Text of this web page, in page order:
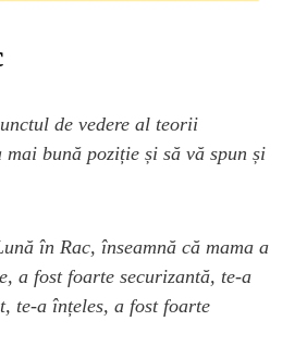
de vedere al teorii
mai bună poziție și să vă spun și
în Rac, înseamnă că mama a
a fost foarte securizantă, te-a
te-a înțeles, a fost foarte